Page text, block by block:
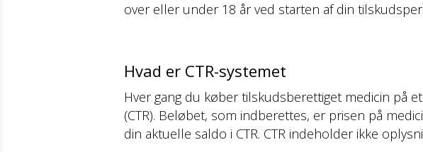
over eller under 18 år ved starten af din
Hvad er CTR-systemet
Hver gang du køber tilskudsberettiget medicin på
(CTR). Beløbet, som indberettes, er prisen på
din aktuelle saldo i CTR. CTR indeholder ikke